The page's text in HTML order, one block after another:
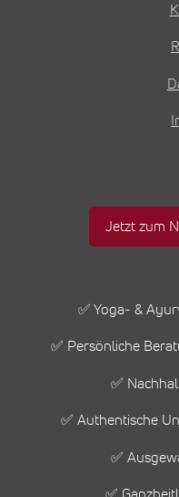
Jetzt zum
✅ Yoga- &
✅ Persönliche
✅
✅ Authentische
✅